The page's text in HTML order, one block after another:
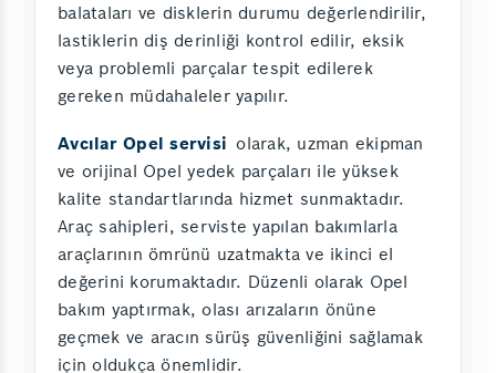
balataları ve disklerin durumu değerlendirilir,
lastiklerin diş derinliği kontrol edilir, eksik
veya problemli parçalar tespit edilerek
gereken müdahaleler yapılır.
Avcılar Opel servisi olarak, uzman ekipman
ve orijinal Opel yedek parçaları ile yüksek
kalite standartlarında hizmet sunmaktadır.
Araç sahipleri, serviste yapılan bakımlarla
araçlarının ömrünü uzatmakta ve ikinci el
değerini korumaktadır. Düzenli olarak Opel
bakım yaptırmak, olası arızaların önüne
geçmek ve aracın sürüş güvenliğini sağlamak
için oldukça önemlidir.